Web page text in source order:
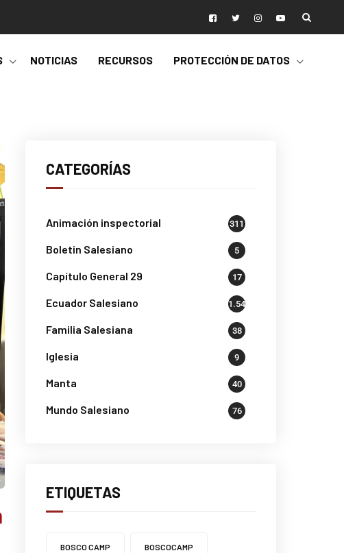
NOTICIAS RECURSOS PROTECCIÓN DE DATOS
CATEGORÍAS
Animación inspectorial 311
Boletin Salesiano 5
Capítulo General 29 17
Ecuador Salesiano 1.541
Familia Salesiana 38
Iglesia 9
Manta 40
Mundo Salesiano 76
ETIQUETAS
BOSCO CAMP BOSCOCAMP